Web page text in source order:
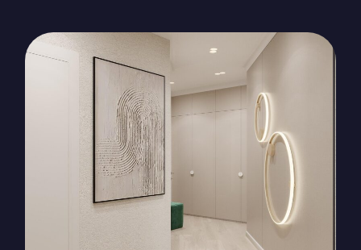
БЛОГ
UK
+380671500551
Заказать звонок сейчас